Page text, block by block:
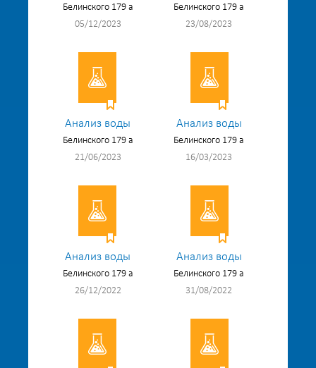
Белинского 179 а
05/12/2023
Белинского 179 а
23/08/2023
Анализ воды
Белинского 179 а
21/06/2023
Анализ воды
Белинского 179 а
16/03/2023
Анализ воды
Белинского 179 а
26/12/2022
Анализ воды
Белинского 179 а
31/08/2022